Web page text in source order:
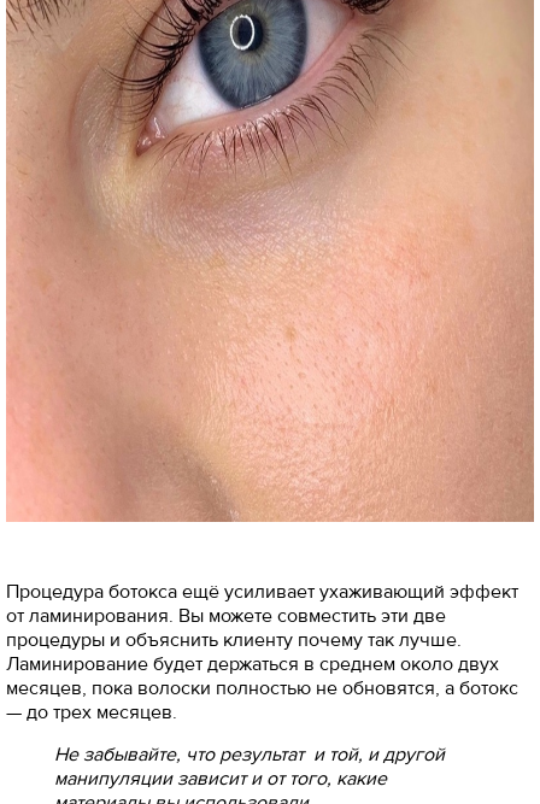
Процедура ботокса ещё усиливает ухаживающий эффект
от ламинирования. Вы можете совместить эти две
процедуры и объяснить клиенту почему так лучше.
Ламинирование будет держаться в среднем около двух
месяцев, пока волоски полностью не обновятся, а ботокс
— до трех месяцев.
Не забывайте, что результат и той, и другой
манипуляции зависит и от того, какие